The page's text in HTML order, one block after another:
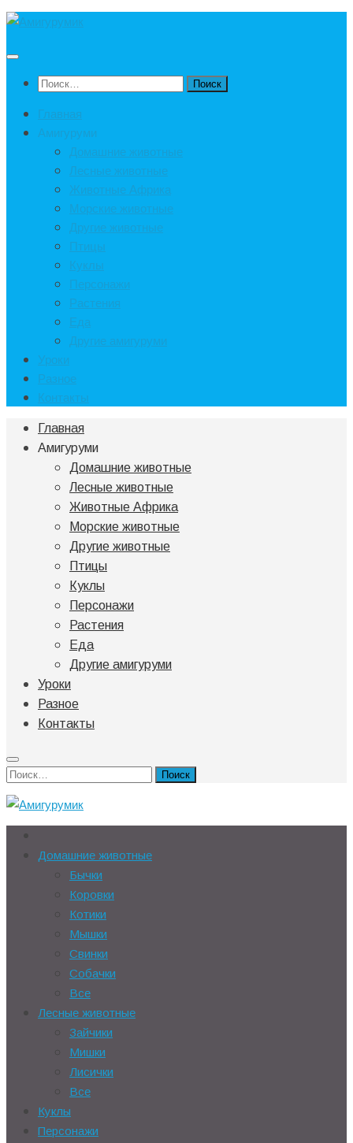
Под
Найти:
Главная
Амигуруми
Домашние животные
Лесные животные
Животные Африка
Морские животные
Другие животные
Птицы
Куклы
Персонажи
Растения
Еда
Другие амигуруми
Уроки
Разное
Контакты
Главная
Амигуруми
Домашние животные
Лесные животные
Животные Африка
Морские животные
Другие животные
Птицы
Куклы
Персонажи
Растения
Еда
Другие амигуруми
Уроки
Разное
Контакты
Найти:
Домашние животные
Бычки
Коровки
Котики
Мышки
Свинки
Собачки
Все
Лесные животные
Зайчики
Мишки
Лисички
Все
Куклы
Персонажи